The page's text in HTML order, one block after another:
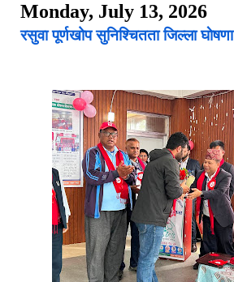
Monday, July 13, 2026
रसुवा पूर्णखोप सुनिश्चितता जिल्ला घाेषणा